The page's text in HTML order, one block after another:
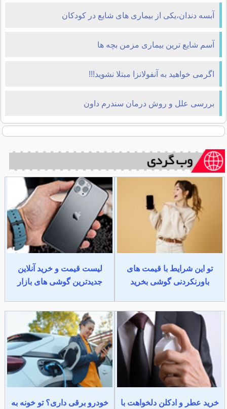
آبسه دندان،یکی از بیماری های شایع در کودکان
آسم شایع ترین بیماری مزمن بچه ها
اگرمی خواهید به آنفولانزا مبتلا نشوید!!!
بررسی علل و روش درمان سندرم داون
تو این شرایط با قیمت های
باورنکردنی گوشی بخرید
لیست قیمت و خرید آنلاین
جدیدترین گوشی های بازار
خرید عطر و ادکلن دلخواهت با
خودرو برقی داری؟ تو خونه به